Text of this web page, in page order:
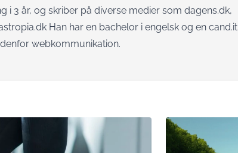
i 3 år, og skriber på diverse medier som dagens.dk,
Han har en bachelor i engelsk og en cand.it
webkommunikation.